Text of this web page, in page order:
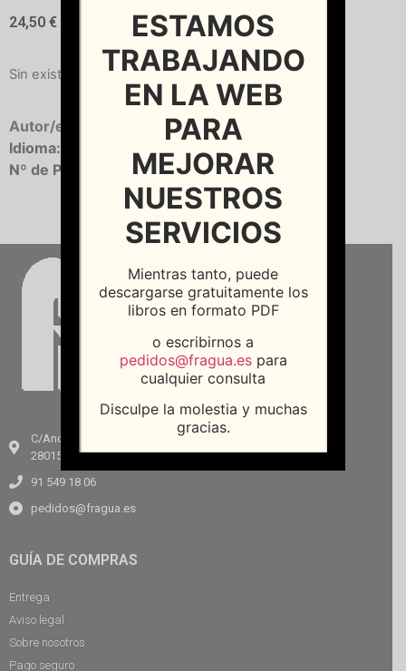
24,50 €
Sin existencias
Autor/es:
LOPEZ ALONSO, Covadonga
Idioma:
Castellano
Nº de Páginas:
302
C/Andrés Mellado, 64
28015, Madrid
91 549 18 06
pedidos@fragua.es
GUÍA DE COMPRAS
Entrega
Aviso legal
Sobre nosotros
Pago seguro
ESTAMOS
TRABAJANDO
EN LA WEB
PARA
MEJORAR
NUESTROS
SERVICIOS
Mientras tanto, puede
descargarse gratuitamente los
libros en formato PDF
o escribirnos a
pedidos@fragua.espara
cualquier consulta
Disculpe la molestia y muchas
gracias.